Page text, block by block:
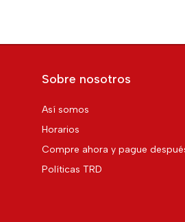
Sobre nosotros
Así somos
Horarios
Compre ahora y pague
Políticas TRD